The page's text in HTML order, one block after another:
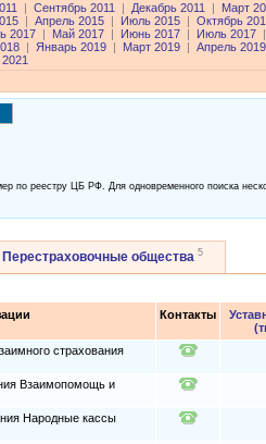
Сентябрь 2011 Декабрь 2011 Март
Апрель 2015 Июль 2015 Октябрь
2017 Май 2017 Июнь 2017 Июль 2017
Январь 2019 Март 2019 Апрель 2019
по реестру ЦБ РФ. Для одновременного поиска
Перестраховочные общества 5
Контакты
страхования
Взаимопомощь и
Народные кассы